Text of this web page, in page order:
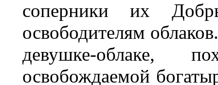
соперники их
освободителям
девушке-облаке,
освобождаемой